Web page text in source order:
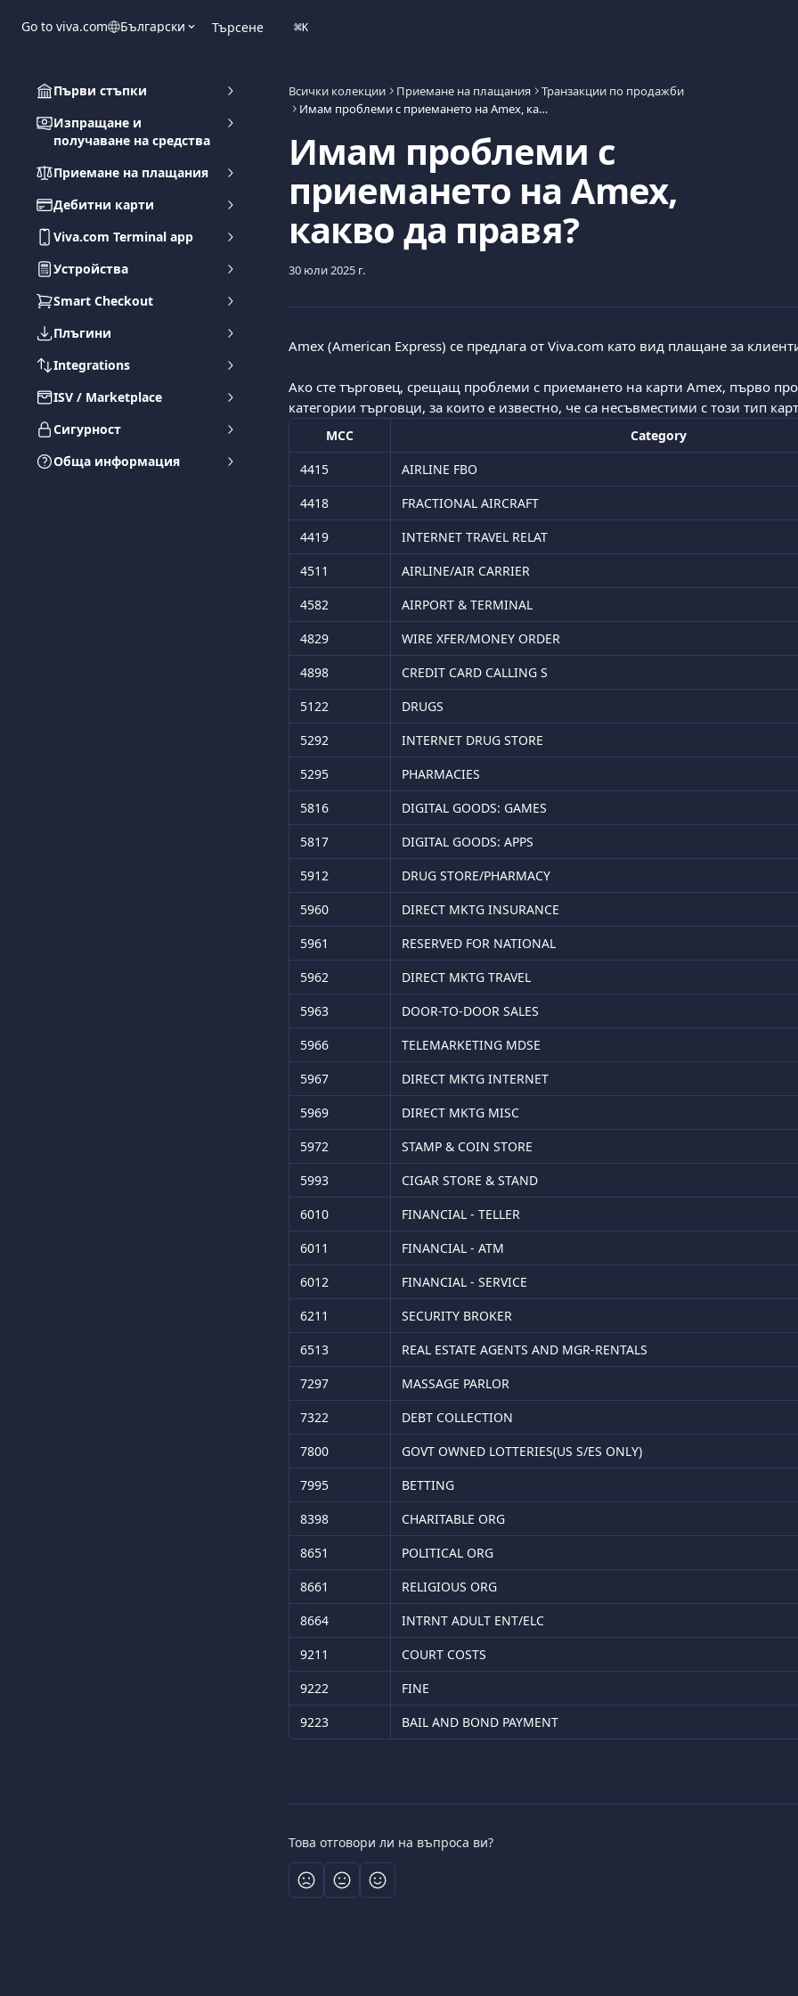
Go to viva.com Български Търсене ⌘K
Първи стъпки
Изпращане и
получаване на средства
Приемане на плащания
Дебитни карти
Viva.com Terminal app
Устройства
Smart Checkout
Плъгини
Integrations
ISV / Marketplace
Сигурност
Обща информация
Всички колекции Приемане на плащания
Транзакции по продажби
Имам проблеми с приемането на Amex, какво да правя?
Имам проблеми с
приемането на Amex,
какво да правя?
30 юли 2025 г.
Amex (American Express) се предлага от Viva.com като вид плащане за
Ако сте търговец, срещащ проблеми с приемането на карти Amex, първо
категории търговци, за които е известно, че са несъвместими с този тип
MCC
Category
4415
AIRLINE FBO
4418
FRACTIONAL AIRCRAFT
4419
INTERNET TRAVEL RELAT
4511
AIRLINE/AIR CARRIER
4582
AIRPORT & TERMINAL
4829
WIRE XFER/MONEY ORDER
4898
CREDIT CARD CALLING S
5122
DRUGS
5292
INTERNET DRUG STORE
5295
PHARMACIES
5816
DIGITAL GOODS: GAMES
5817
DIGITAL GOODS: APPS
5912
DRUG STORE/PHARMACY
5960
DIRECT MKTG INSURANCE
5961
RESERVED FOR NATIONAL
5962
DIRECT MKTG TRAVEL
5963
DOOR-TO-DOOR SALES
5966
TELEMARKETING MDSE
5967
DIRECT MKTG INTERNET
5969
DIRECT MKTG MISC
5972
STAMP & COIN STORE
5993
CIGAR STORE & STAND
6010
FINANCIAL - TELLER
6011
FINANCIAL - ATM
6012
FINANCIAL - SERVICE
6211
SECURITY BROKER
6513
REAL ESTATE AGENTS AND MGR-RENTALS
7297
MASSAGE PARLOR
7322
DEBT COLLECTION
7800
GOVT OWNED LOTTERIES(US S/ES ONLY)
7995
BETTING
8398
CHARITABLE ORG
8651
POLITICAL ORG
8661
RELIGIOUS ORG
8664
INTRNT ADULT ENT/ELC
9211
COURT COSTS
9222
FINE
9223
BAIL AND BOND PAYMENT
Това отговори ли на въпроса ви?